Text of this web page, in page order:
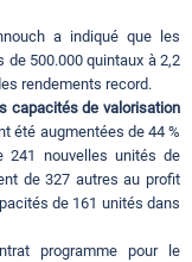
a indiqué que les
500.000 quintaux à 2,2
rendements record.
capacités de valorisation
été augmentées de 44 %
241 nouvelles unités de
de 327 autres au profit
de 161 unités dans
programme pour le